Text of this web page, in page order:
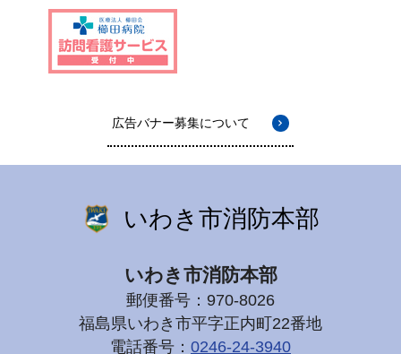
広告バナー募集について
いわき市消防本部
いわき市消防本部
郵便番号：970-8026
福島県いわき市平字正内町22番地
電話番号： 0246-24-3940